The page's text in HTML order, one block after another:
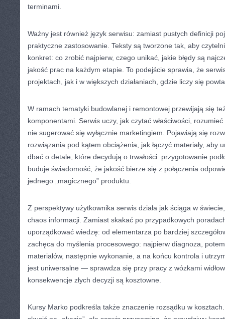
terminami.
Ważny jest również język serwisu: zamiast pustych definicji
praktyczne zastosowanie. Teksty są tworzone tak, aby
konkret: co zrobić najpierw, czego unikać, jakie błędy są
jakość prac na każdym etapie. To podejście sprawia, że
projektach, jak i w większych działaniach, gdzie liczy się
W ramach tematyki budowlanej i remontowej przewijają się
komponentami. Serwis uczy, jak czytać właściwości,
nie sugerować się wyłącznie marketingiem. Pojawiają się
rozwiązania pod kątem obciążenia, jak łączyć materiały, aby
dbać o detale, które decydują o trwałości: przygotowanie
buduje świadomość, że jakość bierze się z połączenia
jednego „magicznego” produktu.
Z perspektywy użytkownika serwis działa jak ściąga w
chaos informacji. Zamiast skakać po przypadkowych
uporządkować wiedzę: od elementarza po bardziej
zachęca do myślenia procesowego: najpierw diagnoza,
materiałów, następnie wykonanie, a na końcu kontrola i
jest uniwersalne — sprawdza się przy pracy z wózkami
konsekwencje złych decyzji są kosztowne.
Kursy Marko podkreśla także znaczenie rozsądku w